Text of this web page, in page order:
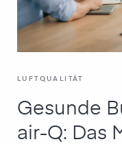
LUFTQUALITÄT
Gesunde
air-Q: Das